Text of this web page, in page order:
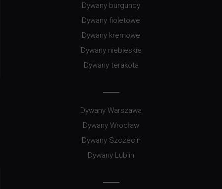
Dywany burgundy
Dywany fioletowe
Dywany kremowe
Dywany niebieskie
Dywany terakota
Dywany Warszawa
Dywany Wrocław
Dywany Szczecin
Dywany Lublin